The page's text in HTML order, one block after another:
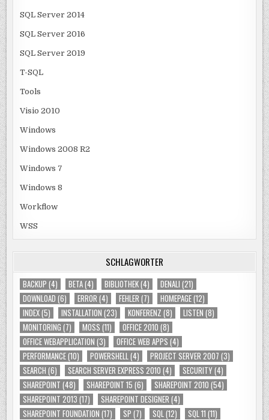
SQL Server 2014
SQL Server 2016
SQL Server 2019
T-SQL
Tools
Visio 2010
Windows
Windows 2008 R2
Windows 7
Windows 8
Workflow
WSS
SCHLAGWÖRTER
BACKUP (4) BETA(4) BIBLIOTHEK(4) DENALI (21)
DOWNLOAD (6) ERROR (4) FEHLER (7) HOMEPAGE(12)
INDEX(5) INSTALLATION (23) KONFERENZ (8) LISTEN (8)
MONITORING (7) MOSS (11) OFFICE 2010 (8)
OFFICE WEBAPPLICATION (3) OFFICE WEB APPS (4)
PERFORMANCE(10) POWERSHELL (4) PROJECT SERVER 2007 (3)
SEARCH (6) SEARCH SERVER EXPRESS 2010 (4) SECURITY(4)
SHAREPOINT (48) SHAREPOINT 15 (6) SHAREPOINT 2010 (54)
SHAREPOINT 2013 (17) SHAREPOINT DESIGNER (4)
SHAREPOINT FOUNDATION (17) SP (7) SQL (12) SQL 11 (11)